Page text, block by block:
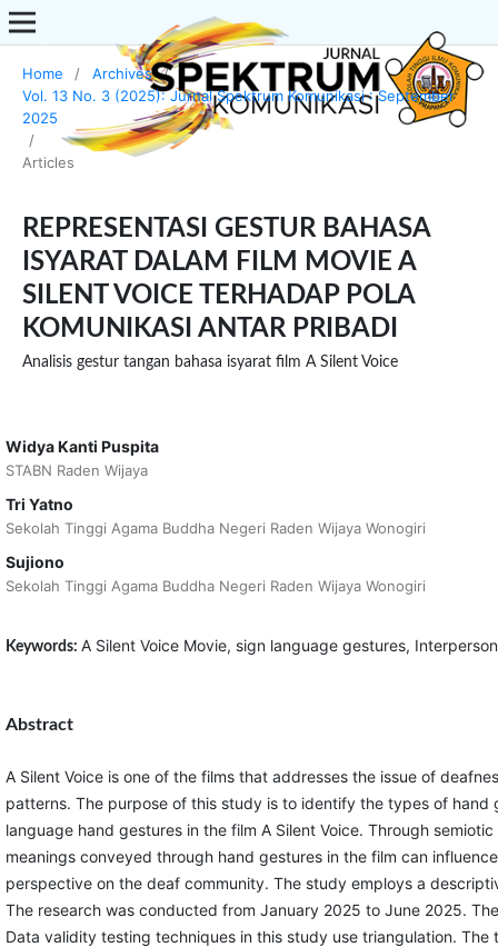
Home / Archives
/
Vol. 13 No. 3 (2025): Jurnal Spektrum Komunikasi : September
2025
/
Articles
REPRESENTASI GESTUR BAHASA
ISYARAT DALAM FILM MOVIE A
SILENT VOICE TERHADAP POLA
KOMUNIKASI ANTAR PRIBADI
Analisis gestur tangan bahasa isyarat film A Silent Voice
Widya Kanti Puspita
STABN Raden Wijaya
Tri Yatno
Sekolah Tinggi Agama Buddha Negeri Raden Wijaya Wonogiri
Sujiono
Sekolah Tinggi Agama Buddha Negeri Raden Wijaya Wonogiri
Keywords: A Silent Voice Movie, sign language gestures,
Abstract
A Silent Voice is one of the films that addresses the issue of
patterns. The purpose of this study is to identify the types of hand
language hand gestures in the film A Silent Voice. Through
meanings conveyed through hand gestures in the film can
perspective on the deaf community. The study employs a
The research was conducted from January 2025 to June 2025.
Data validity testing techniques in this study use triangulation.